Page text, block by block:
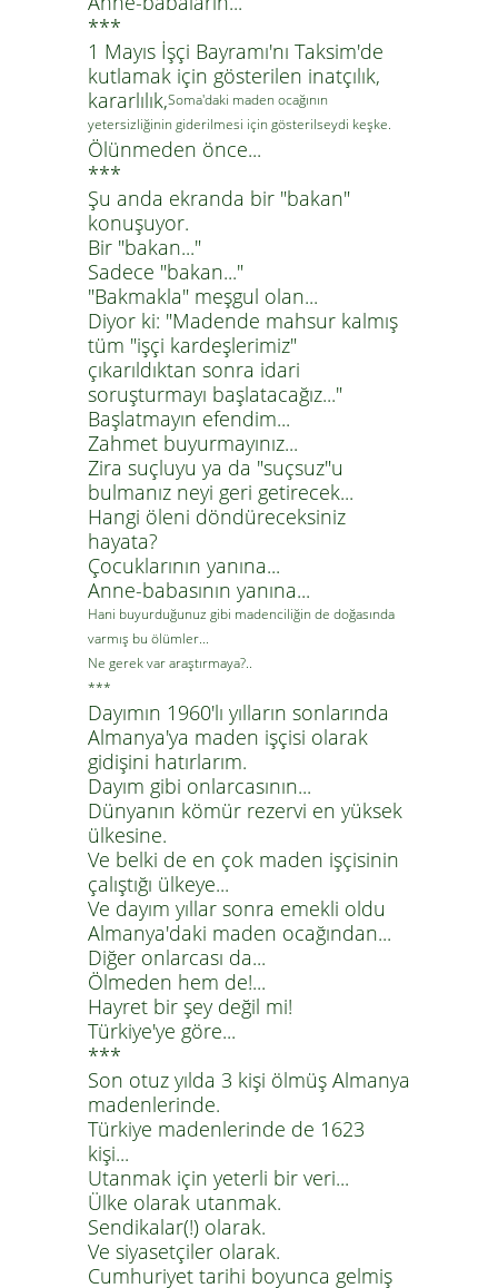
***
1 Mayıs İşçi Bayramı'nı Taksim'de
kutlamak için gösterilen inatçılık,
kararlılık,Soma'daki maden ocağının
yetersizliğinin giderilmesi için gösterilseydi keşke.
Ölünmeden önce...
***
Şu anda ekranda bir "bakan"
konuşuyor.
Bir "bakan..."
Sadece "bakan..."
"Bakmakla" meşgul olan...
Diyor ki: "Madende mahsur kalmış
tüm "işçi kardeşlerimiz"
çıkarıldıktan sonra idari
soruşturmayı başlatacağız..."
Başlatmayın efendim...
Zahmet buyurmayınız...
Zira suçluyu ya da "suçsuz"u
bulmanız neyi geri getirecek...
Hangi öleni döndüreceksiniz
hayata?
Çocuklarının yanına...
Anne-babasının yanına...
Hani buyurduğunuz gibi madenciliğin de doğasında
varmış bu ölümler...
Ne gerek var araştırmaya?..
***
Dayımın 1960'lı yılların sonlarında
Almanya'ya maden işçisi olarak
gidişini hatırlarım.
Dayım gibi onlarcasının...
Dünyanın kömür rezervi en yüksek
ülkesine.
Ve belki de en çok maden işçisinin
çalıştığı ülkeye...
Ve dayım yıllar sonra emekli oldu
Almanya'daki maden ocağından...
Diğer onlarcası da...
Ölmeden hem de!...
Hayret bir şey değil mi!
Türkiye'ye göre...
***
Son otuz yılda 3 kişi ölmüş Almanya
madenlerinde.
Türkiye madenlerinde de 1623
kişi...
Utanmak için yeterli bir veri...
Ülke olarak utanmak.
Sendikalar(!) olarak.
Ve siyasetçiler olarak.
Cumhuriyet tarihi boyunca gelmiş